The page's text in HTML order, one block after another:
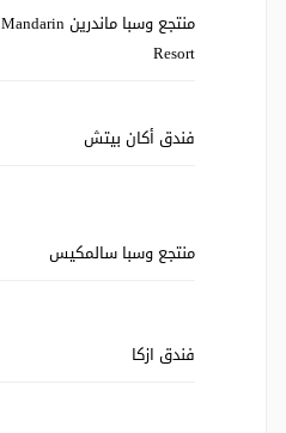
منتجع وسبا ماندرين Mandarin
Resort
فندق أكان بيتش
منتجع وسبا سالمكيس
فندق ازكا